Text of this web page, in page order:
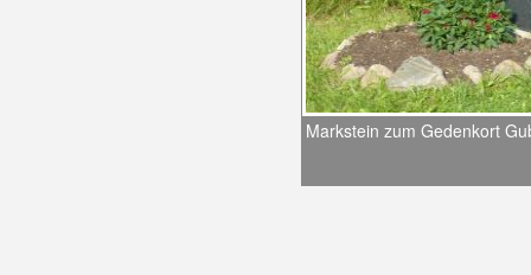
Markstein zum Gedenkort